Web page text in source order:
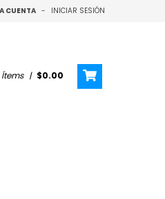
CUENTA - INICIAR SESIÓN
Ítems | $0.00